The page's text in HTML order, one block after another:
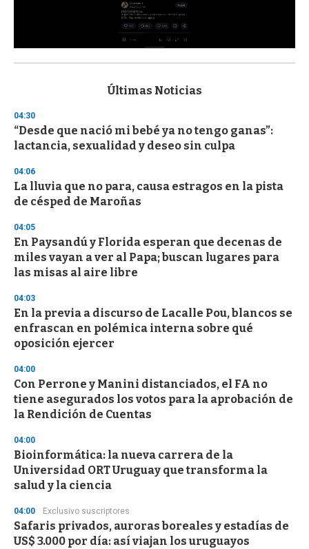
s
d
s
o
f
3
s
e
c
n
d
Últimas Noticias
04:30
“Desde que nació mi bebé ya no tengo ganas”:
lactancia, sexualidad y deseo sin culpa
04:06
La lluvia que no para, causa estragos en la pista
de césped de Maroñas
04:05
En Paysandú y Florida esperan que decenas de
miles vayan a ver al Papa; buscan lugares para
las misas al aire libre
04:03
En la previa a discurso de Lacalle Pou, blancos se
enfrascan en polémica interna sobre qué
oposición ejercer
04:00
Con Perrone y Manini distanciados, el FA no
tiene asegurados los votos para la aprobación de
la Rendición de Cuentas
04:00
Bioinformática: la nueva carrera de la
Universidad ORT Uruguay que transforma la
salud y la ciencia
04:00 Exclusivo suscriptores
Safaris privados, auroras boreales y estadías de
US$ 3.000 por día: así viajan los uruguayos